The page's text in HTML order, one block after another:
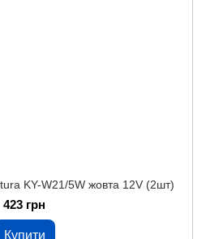
KY-W21/5W жовта 12V (2шт)
423 грн
Купити